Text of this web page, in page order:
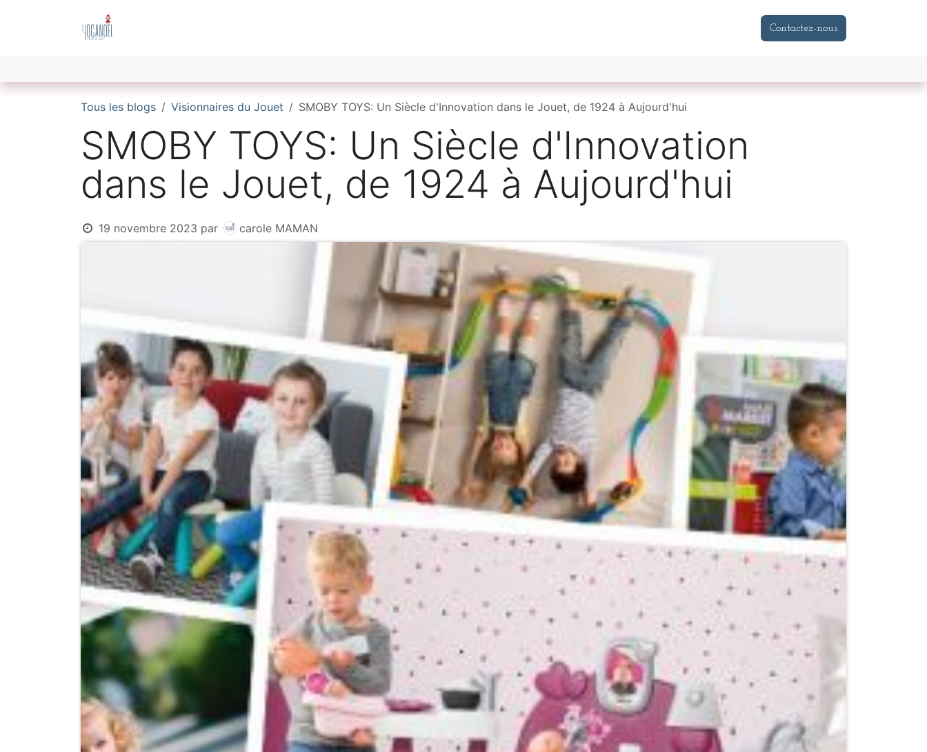
Magasins de Jeux & Jouets Acteurs Jeux &
Contactez-nous
Tous les blogs Visionnaires du Jouet SMOBY TOYS: Un Siècle d'Innovation dans le Jouet, de 1924 à Aujourd'hui
SMOBY TOYS: Un Siècle d'Innovation
dans le Jouet, de 1924 à Aujourd'hui
19 novembre 2023 par carole MAMAN